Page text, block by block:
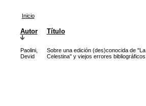
Inicio
Autor Título
Paolini,
Devid
Sobre una edición (des)conocida de "La
Celestina" y viejos errores bibliográficos